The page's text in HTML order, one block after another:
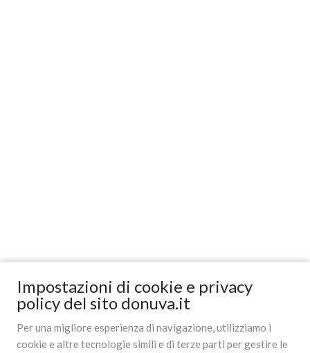
Impostazioni di cookie e privacy
policy del sito donuva.it
Per una migliore esperienza di navigazione, utilizziamo i
cookie e altre tecnologie simili e di terze parti per gestire le